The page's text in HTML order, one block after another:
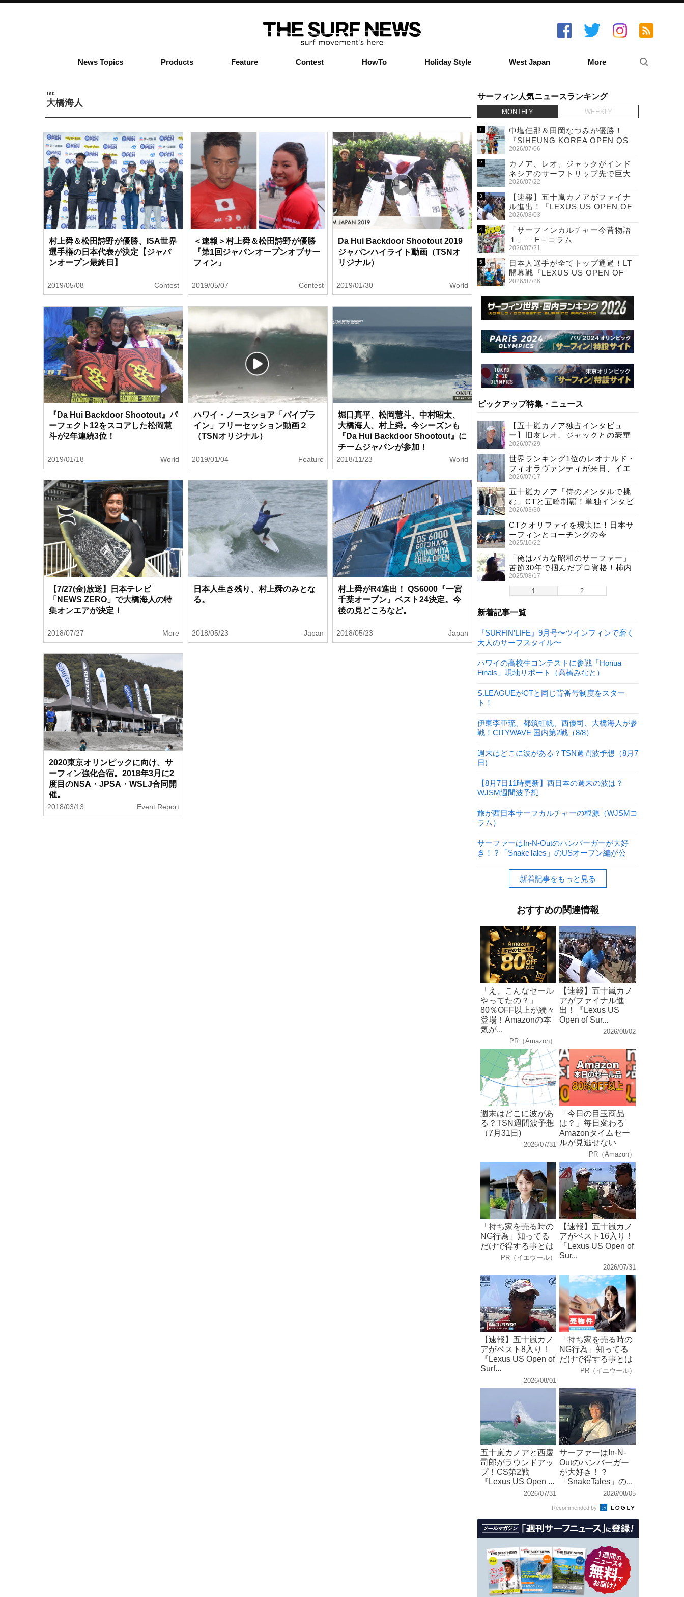
News Topics Products Feature Contest HowTo Holiday Style West Japan More
TAG
大橋海人
村上舜＆松田詩野が優勝、ISA世界
選手権の日本代表が決定【ジャパ
ンオープン最終日】
2019/05/08 Contest
＜速報＞村上舜＆松田詩野が優勝
『第1回ジャパンオープンオブサー
フィン』
2019/05/07 Contest
Da Hui Backdoor Shootout 2019
ジャパンハイライト動画（TSNオ
リジナル）
2019/01/30 World
『Da Hui Backdoor Shootout』パ
ーフェクト12をスコアした松岡慧
斗が2年連続3位！
2019/01/18 World
ハワイ・ノースショア「パイプラ
イン」フリーセッション動画２
（TSNオリジナル）
2019/01/04 Feature
堀口真平、松岡慧斗、中村昭太、
大橋海人、村上舜。今シーズンも
『Da Hui Backdoor Shootout』に
チームジャパンが参加！
2018/11/23 World
【7/27(金)放送】日本テレビ
「NEWS ZERO」で大橋海人の特
集オンエアが決定！
2018/07/27 More
日本人生き残り、村上舜のみとな
る。
2018/05/23 Japan
村上舜がR4進出！ QS6000『一宮
千葉オープン』ベスト24決定。今
後の見どころなど。
2018/05/23 Japan
2020東京オリンピックに向け、サ
ーフィン強化合宿。2018年3月に2
度目のNSA・JPSA・WSLJ合同開
催。
2018/03/13 Event Report
サーフィン人気ニュースランキング
MONTHLY WEEKLY
中塩佳那＆田岡なつみが優勝！
『SIHEUNG KOREA OPEN QS
6,000 & LQS』
2026/07/06
カノア、レオ、ジャックがインド
ネシアのサーフトリップ先で巨大
ワニと遭遇！
2026/07/22
【速報】五十嵐カノアがファイナ
ル進出！『LEXUS US OPEN OF
SURFING』
2026/08/03
「サーフィンカルチャー今昔物語
１」 – F＋コラム
2026/07/21
日本人選手が全てトップ通過！LT
開幕戦『LEXUS US OPEN OF
SURFING』初日
2026/07/26
ピックアップ特集・ニュース
1 2
【五十嵐カノア独占インタビュ
ー】旧友レオ、ジャックとの豪華
プライベートセッション
2026/07/29
世界ランキング1位のレオナルド・
フィオラヴァンティが来日、イエ
ロージャージ獲得直後の独占イン
タビュー
2026/07/17
五十嵐カノア「侍のメンタルで挑
む」CTと五輪制覇！単独インタビ
ューで熱弁
2026/03/30
CTクオリファイを現実に！日本サ
ーフィンとコーチングの今
2025/10/22
「俺はバカな昭和のサーファー」
苦節30年で掴んだプロ資格！柿内
聖文(54)の生き様
2025/08/17
新着記事一覧
『SURFIN’LIFE』9月号〜ツインフィンで磨く
大人のサーフスタイル〜
ハワイの高校生コンテストに参戦「Honua
Finals」現地リポート（高橋みなと）
S.LEAGUEがCTと同じ背番号制度をスター
ト！
伊東李亜琉、都筑虹帆、西優司、大橋海人が参
戦！CITYWAVE 国内第2戦（8/8）
週末はどこに波がある？TSN週間波予想（8月7
日)
【8月7日11時更新】西日本の週末の波は？
WJSM週間波予想
旅が西日本サーフカルチャーの根源（WJSMコ
ラム）
サーファーはIn-N-Outのハンバーガーが大好
き！？「SnakeTales」のUSオープン編が公
新着記事をもっと見る
おすすめの関連情報
「え、こんなセール
やってたの？」
80％OFF以上が続々
登場！Amazonの本
気が...
PR（Amazon）
【速報】五十嵐カノ
アがファイナル進
出！『Lexus US
Open of Sur...
2026/08/02
週末はどこに波があ
る？TSN週間波予想
（7月31日)
2026/07/31
「今日の目玉商品
は？」毎日変わる
Amazonタイムセー
ルが見逃せない
PR（Amazon）
「持ち家を売る時の
NG行為」知ってる
だけで得する事とは
PR（イエウール）
【速報】五十嵐カノ
アがベスト16入り！
『Lexus US Open of
Sur...
2026/07/31
【速報】五十嵐カノ
アがベスト8入り！
『Lexus US Open of
Surf...
2026/08/01
「持ち家を売る時の
NG行為」知ってる
だけで得する事とは
PR（イエウール）
五十嵐カノアと西慶
司郎がラウンドアッ
プ！CS第2戦
『Lexus US Open ...
2026/07/31
サーファーはIn-N-
Outのハンバーガー
が大好き！？
「SnakeTales」の...
2026/08/05
Recommended by